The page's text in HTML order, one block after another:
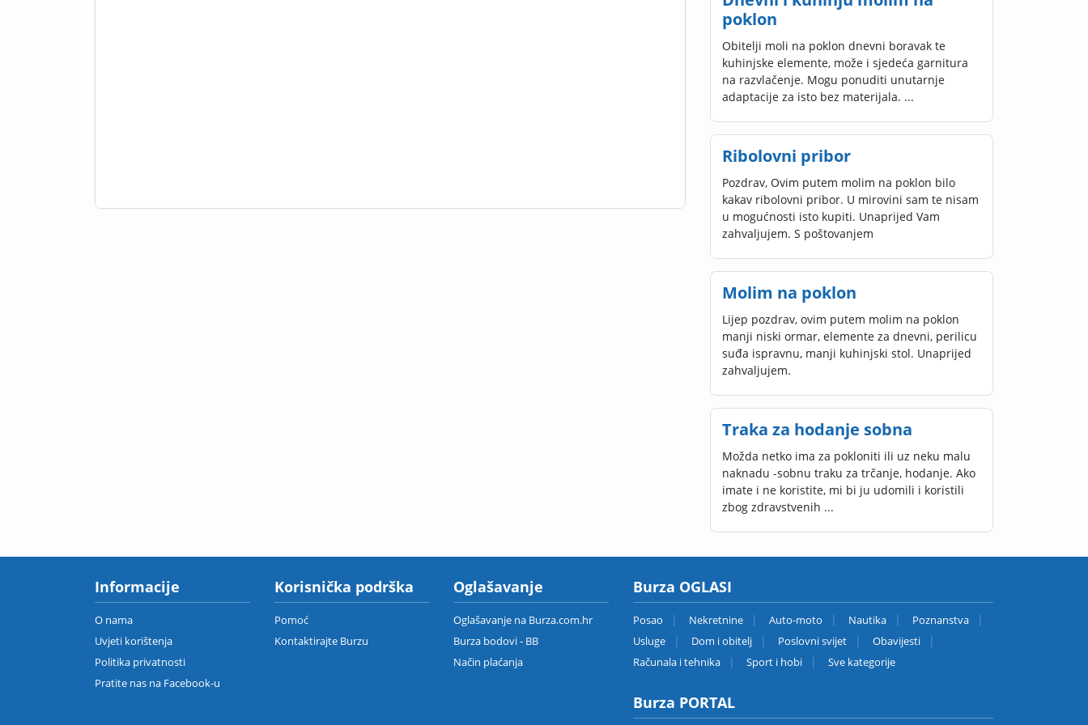
poklon
Obitelji moli na poklon dnevni boravak te
kuhinjske elemente, može i sjedeća garnitura
na razvlačenje. Mogu ponuditi unutarnje
adaptacije za isto bez materijala. ...
Ribolovni pribor
Pozdrav, Ovim putem molim na poklon bilo
kakav ribolovni pribor. U mirovini sam te nisam
u mogućnosti isto kupiti. Unaprijed Vam
zahvaljujem. S poštovanjem
Molim na poklon
Lijep pozdrav, ovim putem molim na poklon
manji niski ormar, elemente za dnevni, perilicu
suđa ispravnu, manji kuhinjski stol. Unaprijed
zahvaljujem.
Traka za hodanje sobna
Možda netko ima za pokloniti ili uz neku malu
naknadu -sobnu traku za trčanje, hodanje. Ako
imate i ne koristite, mi bi ju udomili i koristili
zbog zdravstvenih ...
Informacije
O nama
Uvjeti korištenja
Politika privatnosti
Pratite nas na Facebook-u
Korisnička podrška
Pomoć
Kontaktirajte Burzu
Oglašavanje
Oglašavanje na Burza.com.hr
Burza bodovi - BB
Način plaćanja
Burza OGLASI
Posao Nekretnine Auto-moto Nautika
Poznanstva
Usluge
Dom i obitelj Poslovni svijet
Obavijesti
Računala i tehnika
Sport i hobi Sve kategorije
Burza PORTAL